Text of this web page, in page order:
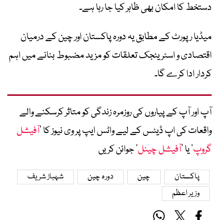
دستخط کا امکان بھی ظاہر کیا جا رہا ہے۔
میڈیا رپورٹ کے مطابق یہ دورہ پاکستان اور چین کے درمیان
اقتصادی و اسٹریٹجک تعلقات کو مزید مضبوط بنانے میں اہم
کردار ادا کرے گا۔
آپ اور آپ کے پیاروں کی روزمرہ زندگی کو متاثر کرسکنے والے
واقعات کی اپ ڈیٹس کے لیے واٹس ایپ پر وی نیوز کا ’آفیشل
گروپ‘ یا ’آفیشل چینل‘ جوائن کریں
پاکستان چین دورہ چین
شہباز شریف
وزیر اعظم